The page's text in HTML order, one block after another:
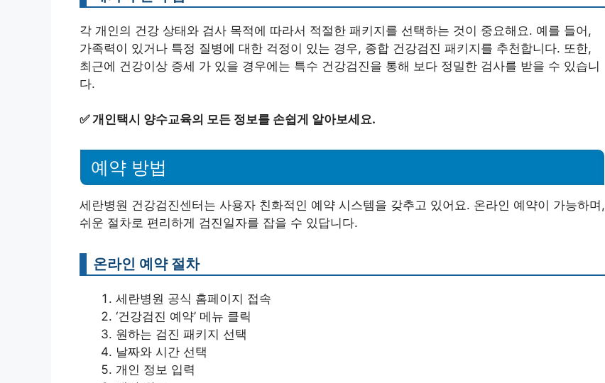
각 개인의 건강 상태와 검사 목적에 따라서 적절한 패키지를 선택하는 것이 중요해요. 예를 들어,
가족력이 있거나 특정 질병에 대한 걱정이 있는 경우, 종합 건강검진 패키지를 추천합니다. 또한,
최근에 건강이상 증세 가 있을 경우에는 특수 건강검진을 통해 보다 정밀한 검사를 받을 수 있습니
다.
✅개인택시 양수교육의 모든 정보를 손쉽게 알아보세요.
예약 방법
세란병원 건강검진센터는 사용자 친화적인 예약 시스템을 갖추고 있어요. 온라인 예약이 가능하며,
쉬운 절차로 편리하게 검진일자를 잡을 수 있답니다.
온라인 예약 절차
세란병원 공식 홈페이지 접속
‘건강검진 예약’ 메뉴 클릭
원하는 검진 패키지 선택
날짜와 시간 선택
개인 정보 입력